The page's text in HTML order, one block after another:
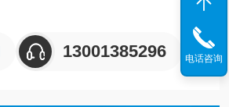
13001385296 电话咨询